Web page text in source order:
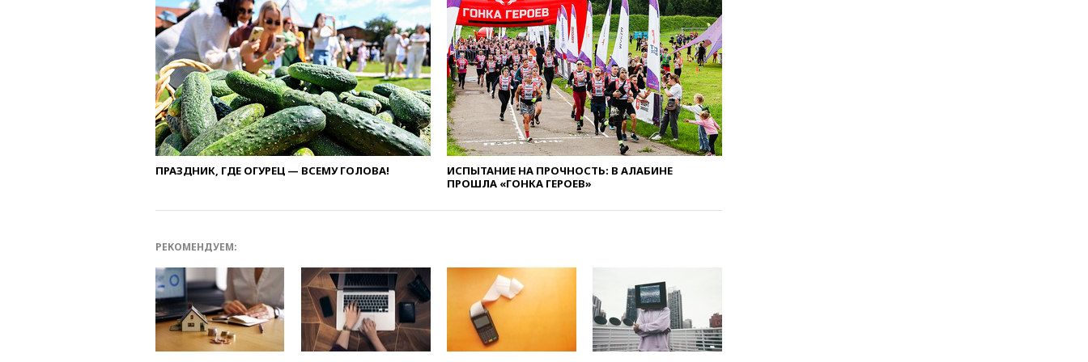
ушибами
07:40 Таджикистан и
SpaceX/Starlink расширяют
сотрудничество в сфере
технологий
07:00Силы ПВО сбили шесть
БПЛА ВСУ, летевших на
Москву
06:25Золото подорожало до
$4350 за тройскую унцию
понимает сущность киевского
Армстронга впервые за 38 лет
выставили на продажу
Мирошник: России стоит
быть готовой к продолжению
украинского конфликта
ПРАЗДНИК, ГДЕ ОГУРЕЦ — ВСЕМУ ГОЛОВА!
ИСПЫТАНИЕ НА ПРОЧНОСТЬ: В АЛАБИНЕ
ПРОШЛА «ГОНКА ГЕРОЕВ»
РЕКОМЕНДУЕМ: